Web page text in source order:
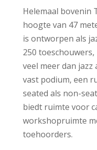
Helemaal bovenin
hoogte van 47
is ontworpen als
250
veel meer dan jazz
vast podium, een
seated als non-
biedt ruimte voor
workshopruimte
toehoorders.